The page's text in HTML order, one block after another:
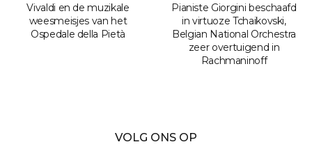
Vivaldi en de muzikale
weesmeisjes van het
Ospedale della Pietà
Pianiste Giorgini beschaafd
in virtuoze Tchaikovski,
Belgian National Orchestra
zeer overtuigend in
Rachmaninoff
VOLG ONS OP